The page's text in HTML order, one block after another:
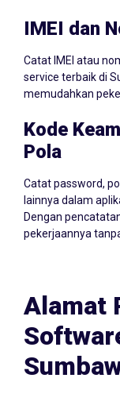
IMEI dan
Catat IMEI atau
service terbaik di
memudahkan
Kode
Pola
Catat password,
lainnya dalam
Dengan
pekerjaannya
Alamat